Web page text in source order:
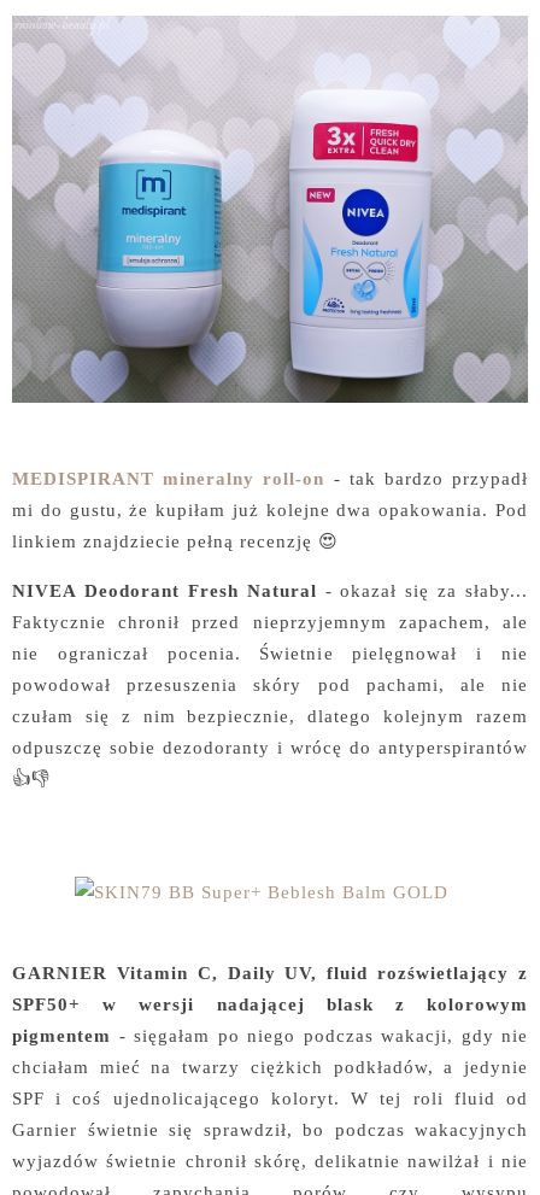
MEDISPIRANT mineralny roll-on - tak bardzo przypadł
mi do gustu, że kupiłam już kolejne dwa opakowania. Pod
linkiem znajdziecie pełną recenzję 😍
NIVEA Deodorant Fresh Natural - okazał się za słaby...
Faktycznie chronił przed nieprzyjemnym zapachem, ale
nie ograniczał pocenia. Świetnie pielęgnował i nie
powodował przesuszenia skóry pod pachami, ale nie
czułam się z nim bezpiecznie, dlatego kolejnym razem
odpuszczę sobie dezodoranty i wrócę do antyperspirantów
👍👎
GARNIER Vitamin C, Daily UV, fluid rozświetlający z
SPF50+ w wersji nadającej blask z kolorowym
pigmentem - sięgałam po niego podczas wakacji, gdy nie
chciałam mieć na twarzy ciężkich podkładów, a jedynie
SPF i coś ujednolicającego koloryt. W tej roli fluid od
Garnier świetnie się sprawdził, bo podczas wakacyjnych
wyjazdów świetnie chronił skórę, delikatnie nawilżał i nie